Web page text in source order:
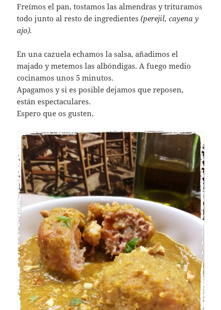
Freímos el pan, tostamos las almendras y trituramos
todo junto al resto de ingredientes(perejil, cayena y
ajo).
En una cazuela echamos la salsa, añadimos el
majado y metemos las albóndigas. A fuego medio
cocinamos unos 5 minutos.
Apagamos y si es posible dejamos que reposen,
están espectaculares.
Espero que os gusten.